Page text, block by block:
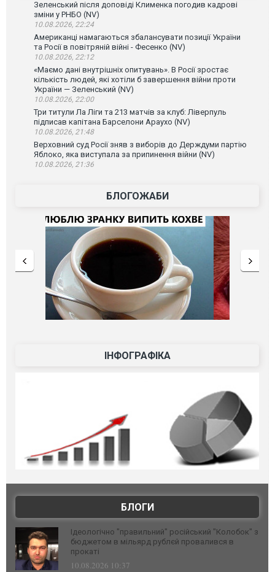
Зеленський після доповіді Клименка погодив кадрові
зміни у РНБО (NV)
10.08.2026, 22:24
Американці намагаються збалансувати позиції України
та Росії в повітряній війні - Фесенко (NV)
10.08.2026, 22:12
«Маємо дані внутрішніх опитувань». В Росії зростає
кількість людей, які хотіли б завершення війни проти
України — Зеленський (NV)
10.08.2026, 22:00
Три титули Ла Ліги та 213 матчів за клуб: Ліверпуль
підписав капітана Барселони Араухо (NV)
10.08.2026, 21:48
Верховний суд Росії зняв з виборів до Держдуми партію
Яблоко, яка виступала за припинення війни (NV)
10.08.2026, 21:36
БЛОГОЖАБИ
ІНФОГРАФІКА
БЛОГИ
Ідеологічно "правильний" російський "Колобок" з
бюджетом в мільярд рублєй провалився в
прокаті
10.08.2026 10:37